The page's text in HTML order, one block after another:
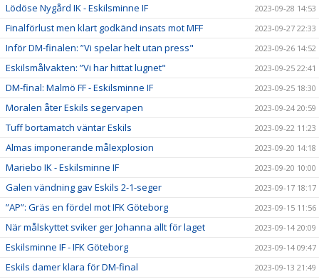
Lödöse Nygård IK - Eskilsminne IF 2023-09-28 14:53
Finalförlust men klart godkänd insats mot MFF 2023-09-27 22:33
Inför DM-finalen: ”Vi spelar helt utan press" 2023-09-26 14:52
Eskilsmålvakten: ”Vi har hittat lugnet" 2023-09-25 22:41
DM-final: Malmö FF - Eskilsminne IF 2023-09-25 18:30
Moralen åter Eskils segervapen 2023-09-24 20:59
Tuff bortamatch väntar Eskils 2023-09-22 11:23
Almas imponerande målexplosion 2023-09-20 14:18
Mariebo IK - Eskilsminne IF 2023-09-20 10:00
Galen vändning gav Eskils 2-1-seger 2023-09-17 18:17
”AP”: Gräs en fördel mot IFK Göteborg 2023-09-15 11:56
När målskyttet sviker ger Johanna allt för laget 2023-09-14 20:09
Eskilsminne IF - IFK Göteborg 2023-09-14 09:47
Eskils damer klara för DM-final 2023-09-13 21:49